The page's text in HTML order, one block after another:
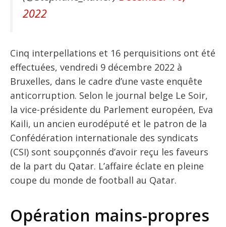
2022
Cinq interpellations et 16 perquisitions ont été
effectuées, vendredi 9 décembre 2022 à
Bruxelles, dans le cadre d’une vaste enquête
anticorruption. Selon le journal belge Le Soir,
la vice-présidente du Parlement européen, Eva
Kaili, un ancien eurodéputé et le patron de la
Confédération internationale des syndicats
(CSI) sont soupçonnés d’avoir reçu les faveurs
de la part du Qatar. L’affaire éclate en pleine
coupe du monde de football au Qatar.
Opération mains-propres